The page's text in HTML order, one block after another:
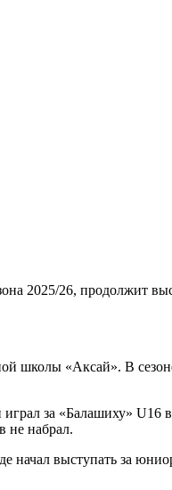
2025/26, продолжит
школы «Аксай». В
за «Балашиху»
не набрал.
начал выступать за